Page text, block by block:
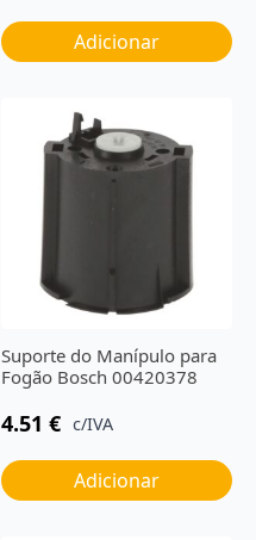
Adicionar
Suporte do Manípulo para
Fogão Bosch 00420378
4.51 € c/IVA
Adicionar